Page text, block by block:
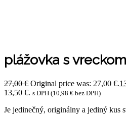
plážovka s
27,00€ Original price was: 27,00 €.
13,50 €. s DPH (10,98 € bez DPH)
Je jedinečný, originálny a jediný kus